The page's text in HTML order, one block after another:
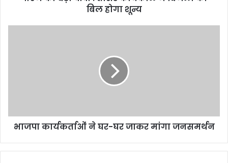
बिल होगा शून्य
भाजपा कार्यकर्ताओं ने घर-घर जाकर मांगा जनसमर्थन